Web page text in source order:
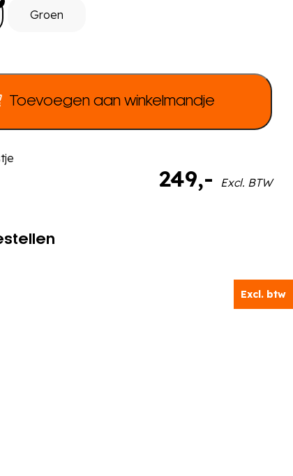
Excl. btw
Groen
249,- Excl. BTW
Toevoegen aan winkelmandje